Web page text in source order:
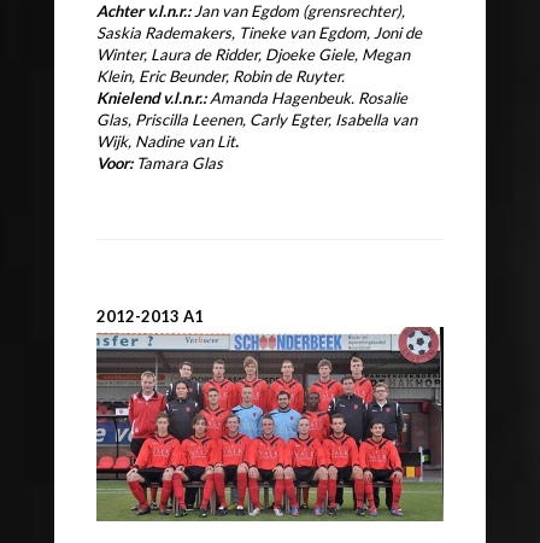
Achter v.l.n.r.:Jan van Egdom (grensrechter),
Saskia Rademakers, Tineke van Egdom, Joni de
Winter, Laura de Ridder, Djoeke Giele, Megan
Klein, Eric Beunder, Robin de Ruyter.
Knielend v.l.n.r.:Amanda Hagenbeuk. Rosalie
Glas, Priscilla Leenen, Carly Egter, Isabella van
Wijk, Nadine van Lit.
Voor: Tamara Glas
2012-2013 A1